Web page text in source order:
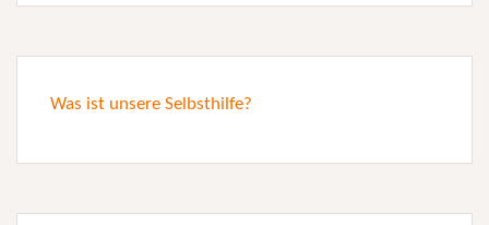
Was ist unsere Selbsthilfe?